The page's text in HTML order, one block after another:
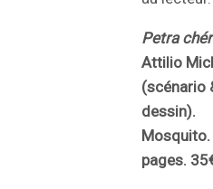
Petra
Attilio
(scénario
dessin).
pages.